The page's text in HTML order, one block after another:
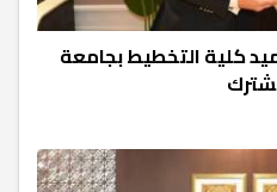
كلية التخطيط بجامعة